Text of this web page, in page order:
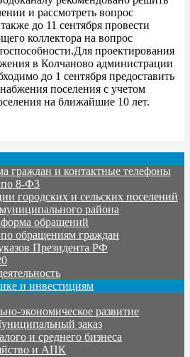
и рассмотреть вопрос
до 11 сентября провести
коллектора на вопрос
проектирования
в Колчаново администрации
до 1 сентября предоставить
поселения с учетом
на ближайшие 10 лет.
граждан и контактные телефоны
8-ФЗ
городских и сельских поселений
района
обращений
обращениям граждан
Президента РФ
и инвестициям
экономическое развитие
заказ
и среднего бизнеса
и АПК